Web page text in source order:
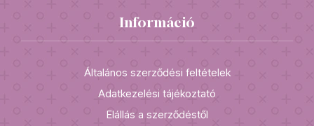
Információ
Általános szerződési feltételek
Adatkezelési tájékoztató
Elállás a szerződéstől